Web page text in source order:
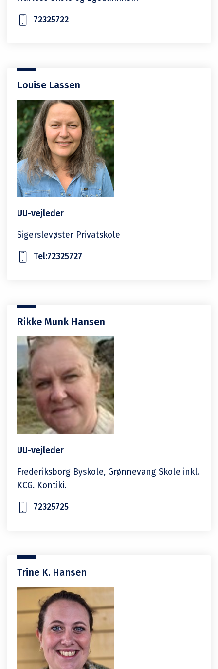
72325722
Louise Lassen
UU-vejleder
Sigerslevøster Privatskole
Tel:72325727
Rikke Munk Hansen
UU-vejleder
Frederiksborg Byskole, Grønnevang Skole inkl.
KCG. Kontiki.
72325725
Trine K. Hansen